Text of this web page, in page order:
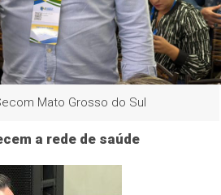
Mato Grosso do Sul
a rede de saúde